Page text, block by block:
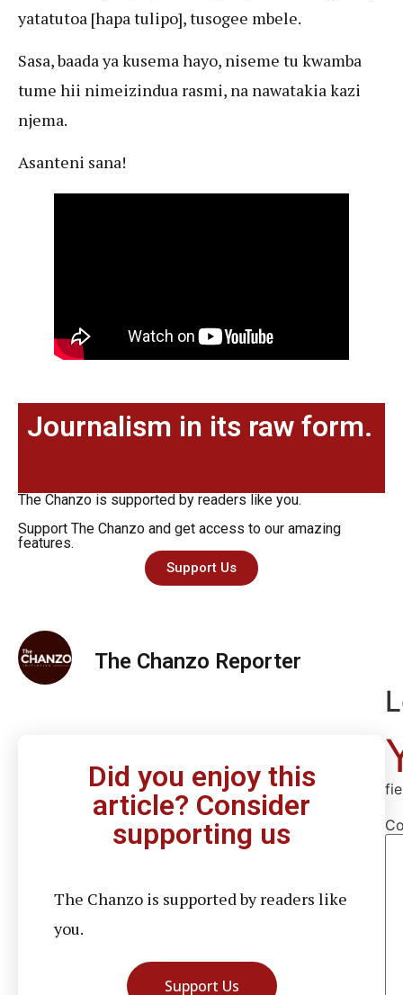
yatatutoa [hapa tulipo], tusogee mbele.
Sasa, baada ya kusema hayo, niseme tu kwamba
tume hii nimeizindua rasmi, na nawatakia kazi
njema.
Asanteni sana!
Journalism in its raw form.
The Chanzo is supported by readers like you.
Support The Chanzo and get access to our amazing
features.
Support Us
The Chanzo Reporter
Did you enjoy this
article? Consider
supporting us
The Chanzo is supported by readers like
you.
Support Us